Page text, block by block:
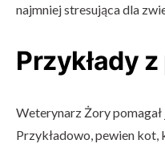
najmniej stresująca dla
Przykłady
Weterynarz Żory
Przykładowo, pewien kot,